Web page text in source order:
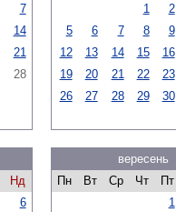
7
14
21
28
1
2
5
6 7 8 9
12
13 14 15 16
19
20 21 22 23
26
27 28 29 30
Нд
6
вересень
Пн
Вт Ср Чт Пт
1